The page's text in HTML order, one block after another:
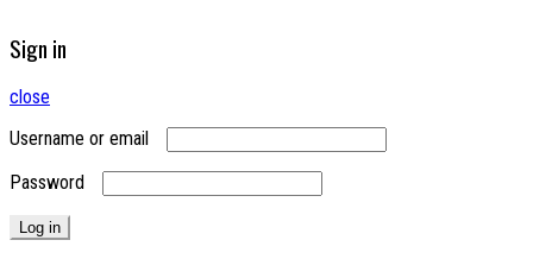
Sign in
close
Username or email
Password
Log in